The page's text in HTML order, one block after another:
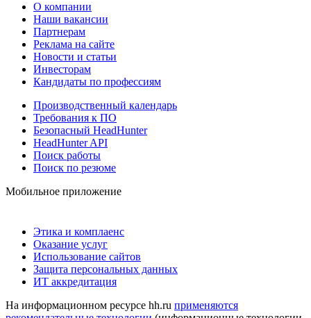
О компании
Наши вакансии
Партнерам
Реклама на сайте
Новости и статьи
Инвесторам
Кандидаты по профессиям
Производственный календарь
Требования к ПО
Безопасный HeadHunter
HeadHunter API
Поиск работы
Поиск по резюме
Мобильное приложение
Этика и комплаенс
Оказание услуг
Использование сайтов
Защита персональных данных
ИТ аккредитация
На информационном ресурсе hh.ru применяются